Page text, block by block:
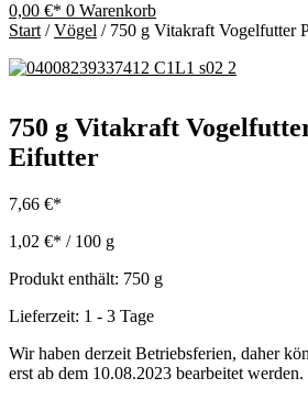
0,00 € 0 Warenkorb
Start /Vögel / 750 g Vitakraft Vogelfutter
750 g Vitakraft
Eifutter
7,66 €
1,02 € / 100 g
Produkt enthält: 750 g
Lieferzeit: 1 - 3 Tage
Wir haben derzeit Betriebsferien, daher
erst ab dem 10.08.2023 bearbeitet werden.